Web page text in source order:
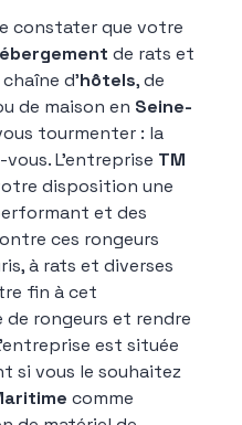
constater que votre
de rats et
d’hôtels, de
de maison en Seine-
tourmenter : la
L’entreprise TM
disposition une
et des
ces rongeurs
à rats et diverses
fin à cet
rongeurs et rendre
est située
si vous le souhaitez
comme